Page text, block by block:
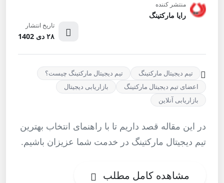
منتشر کننده
رایا مارکتینگ
تاریخ انتشار
۲۸ دی 1402
تیم دیجیتال مارکتینگ
تیم دیجیتال مارکتینگ چیست؟
اعضای تیم دیجیتال مارکتینگ
بازاریابی دیجیتال
بازاریابی آنلاین
در این مقاله قصد داریم تا با راهنمای انتخاب بهترین
تیم دیجیتال مارکتینگ در خدمت شما عزیزان باشیم.
مشاهده کامل مطلب